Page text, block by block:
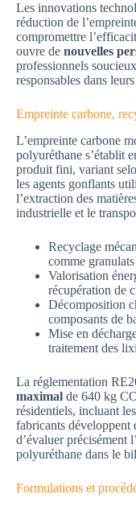
Les innovations
réduction de
compromettre
ouvre de nouvelles
professionnels
responsables dans
Empreinte carbone,
L’empreinte carbone
polyuréthane s’établit
produit fini, variant
les agents gonflants
l’extraction des
industrielle et le
Recyclage
comme
Valorisation
récupération de
Décomposition
composants de
Mise en
traitement des
La réglementation
maximal de 640 kg
résidentiels, incluant
fabricants développent
d’évaluer précisément
polyuréthane dans le
Formulations et